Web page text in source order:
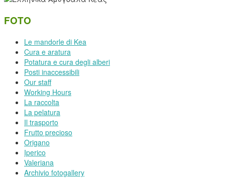
FOTO
Le mandorle di Kea
Cura e aratura
Potatura e cura degli alberi
Posti inaccessibili
Our staff
Working Hours
La raccolta
La pelatura
Il trasporto
Frutto precioso
Origano
Iperico
Valeriana
Archivio fotogallery